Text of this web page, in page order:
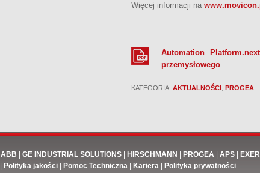
Więcej informacji na
Automation
przemysłowego
KATEGORIA: AKTUALNOŚCI PROGEA
ABB | GE INDUSTRIAL SOLUTIONS | HIRSCHMANN | PROGEA | APS |
| Polityka jakości | Pomoc Techniczna | Kariera | Polityka prywatności